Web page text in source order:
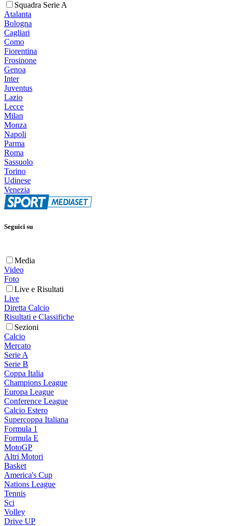
Squadra Serie A
Atalanta
Bologna
Cagliari
Como
Fiorentina
Frosinone
Genoa
Inter
Juventus
Lazio
Lecce
Milan
Monza
Napoli
Parma
Roma
Sassuolo
Torino
Udinese
Venezia
Seguici su
Media
Video
Foto
Live e Risultati
Live
Diretta Calcio
Risultati e Classifiche
Sezioni
Calcio
Mercato
Serie A
Serie B
Coppa Italia
Champions League
Europa League
Conference League
Calcio Estero
Supercoppa Italiana
Formula 1
Formula E
MotoGP
Altri Motori
Basket
America's Cup
Nations League
Tennis
Sci
Volley
Drive UP